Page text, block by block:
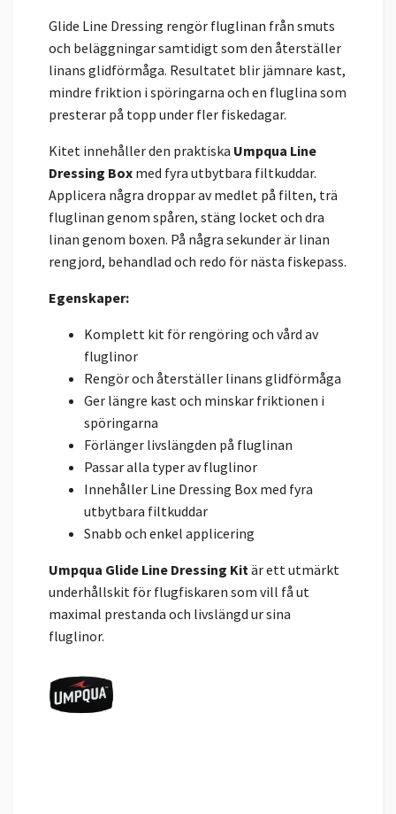
Glide Line Dressing rengör fluglinan från smuts
och beläggningar samtidigt som den återställer
linans glidförmåga. Resultatet blir jämnare kast,
mindre friktion i spöringarna och en fluglina som
presterar på topp under fler fiskedagar.
Kitet innehåller den praktiska Umpqua Line
Dressing Box med fyra utbytbara filtkuddar.
Applicera några droppar av medlet på filten, trä
fluglinan genom spåren, stäng locket och dra
linan genom boxen. På några sekunder är linan
rengjord, behandlad och redo för nästa fiskepass.
Egenskaper:
Komplett kit för rengöring och vård av
fluglinor
Rengör och återställer linans glidförmåga
Ger längre kast och minskar friktionen i
spöringarna
Förlänger livslängden på fluglinan
Passar alla typer av fluglinor
Innehåller Line Dressing Box med fyra
utbytbara filtkuddar
Snabb och enkel applicering
Umpqua Glide Line Dressing Kitär ett utmärkt
underhållskit för flugfiskaren som vill få ut
maximal prestanda och livslängd ur sina
fluglinor.